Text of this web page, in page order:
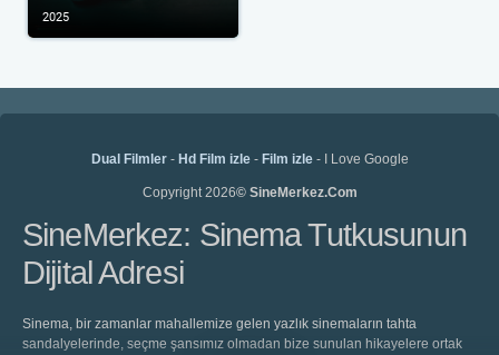
2025
Dual Filmler- Hd Film izle- Film izle- I Love Google
Copyright 2026© SineMerkez.Com
SineMerkez: Sinema Tutkusunun
Dijital Adresi
Sinema, bir zamanlar mahallemize gelen yazlık sinemaların tahta
sandalyelerinde, seçme şansımız olmadan bize sunulan hikayelere ortak